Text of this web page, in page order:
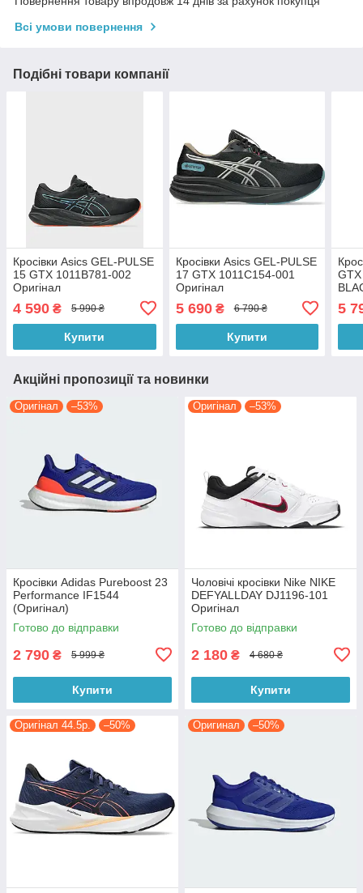
Всі умови повернення
Подібні товари компанії
Кросівки Asics GEL-PULSE
15 GTX 1011B781-002
Оригінал
4 590 ₴ 5 990 ₴
Купити
Кросівки Asics GEL-PULSE
17 GTX 1011C154-001
Оригінал
5 690₴ 6 790 ₴
Купити
5
Акційні пропозиції та новинки
Оригінал –53%
Кросівки Adidas Pureboost 23
Performance IF1544
(Оригінал)
Готово до відправки
2 790 ₴ 5 999 ₴
Купити
Оригінал –53%
Чоловічі кросівки Nike NIKE
DEFYALLDAY DJ1196-101
Оригінал
Готово до відправки
2 180 ₴ 4 680 ₴
Купити
Оригінал 44.5р. –50% Оригинал –50%